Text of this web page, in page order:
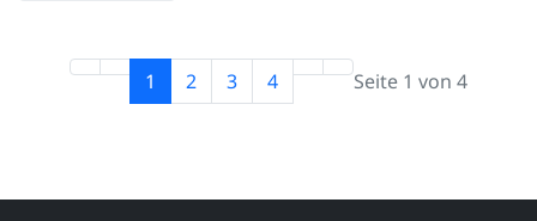
1 2 3 4 Seite 1 von 4